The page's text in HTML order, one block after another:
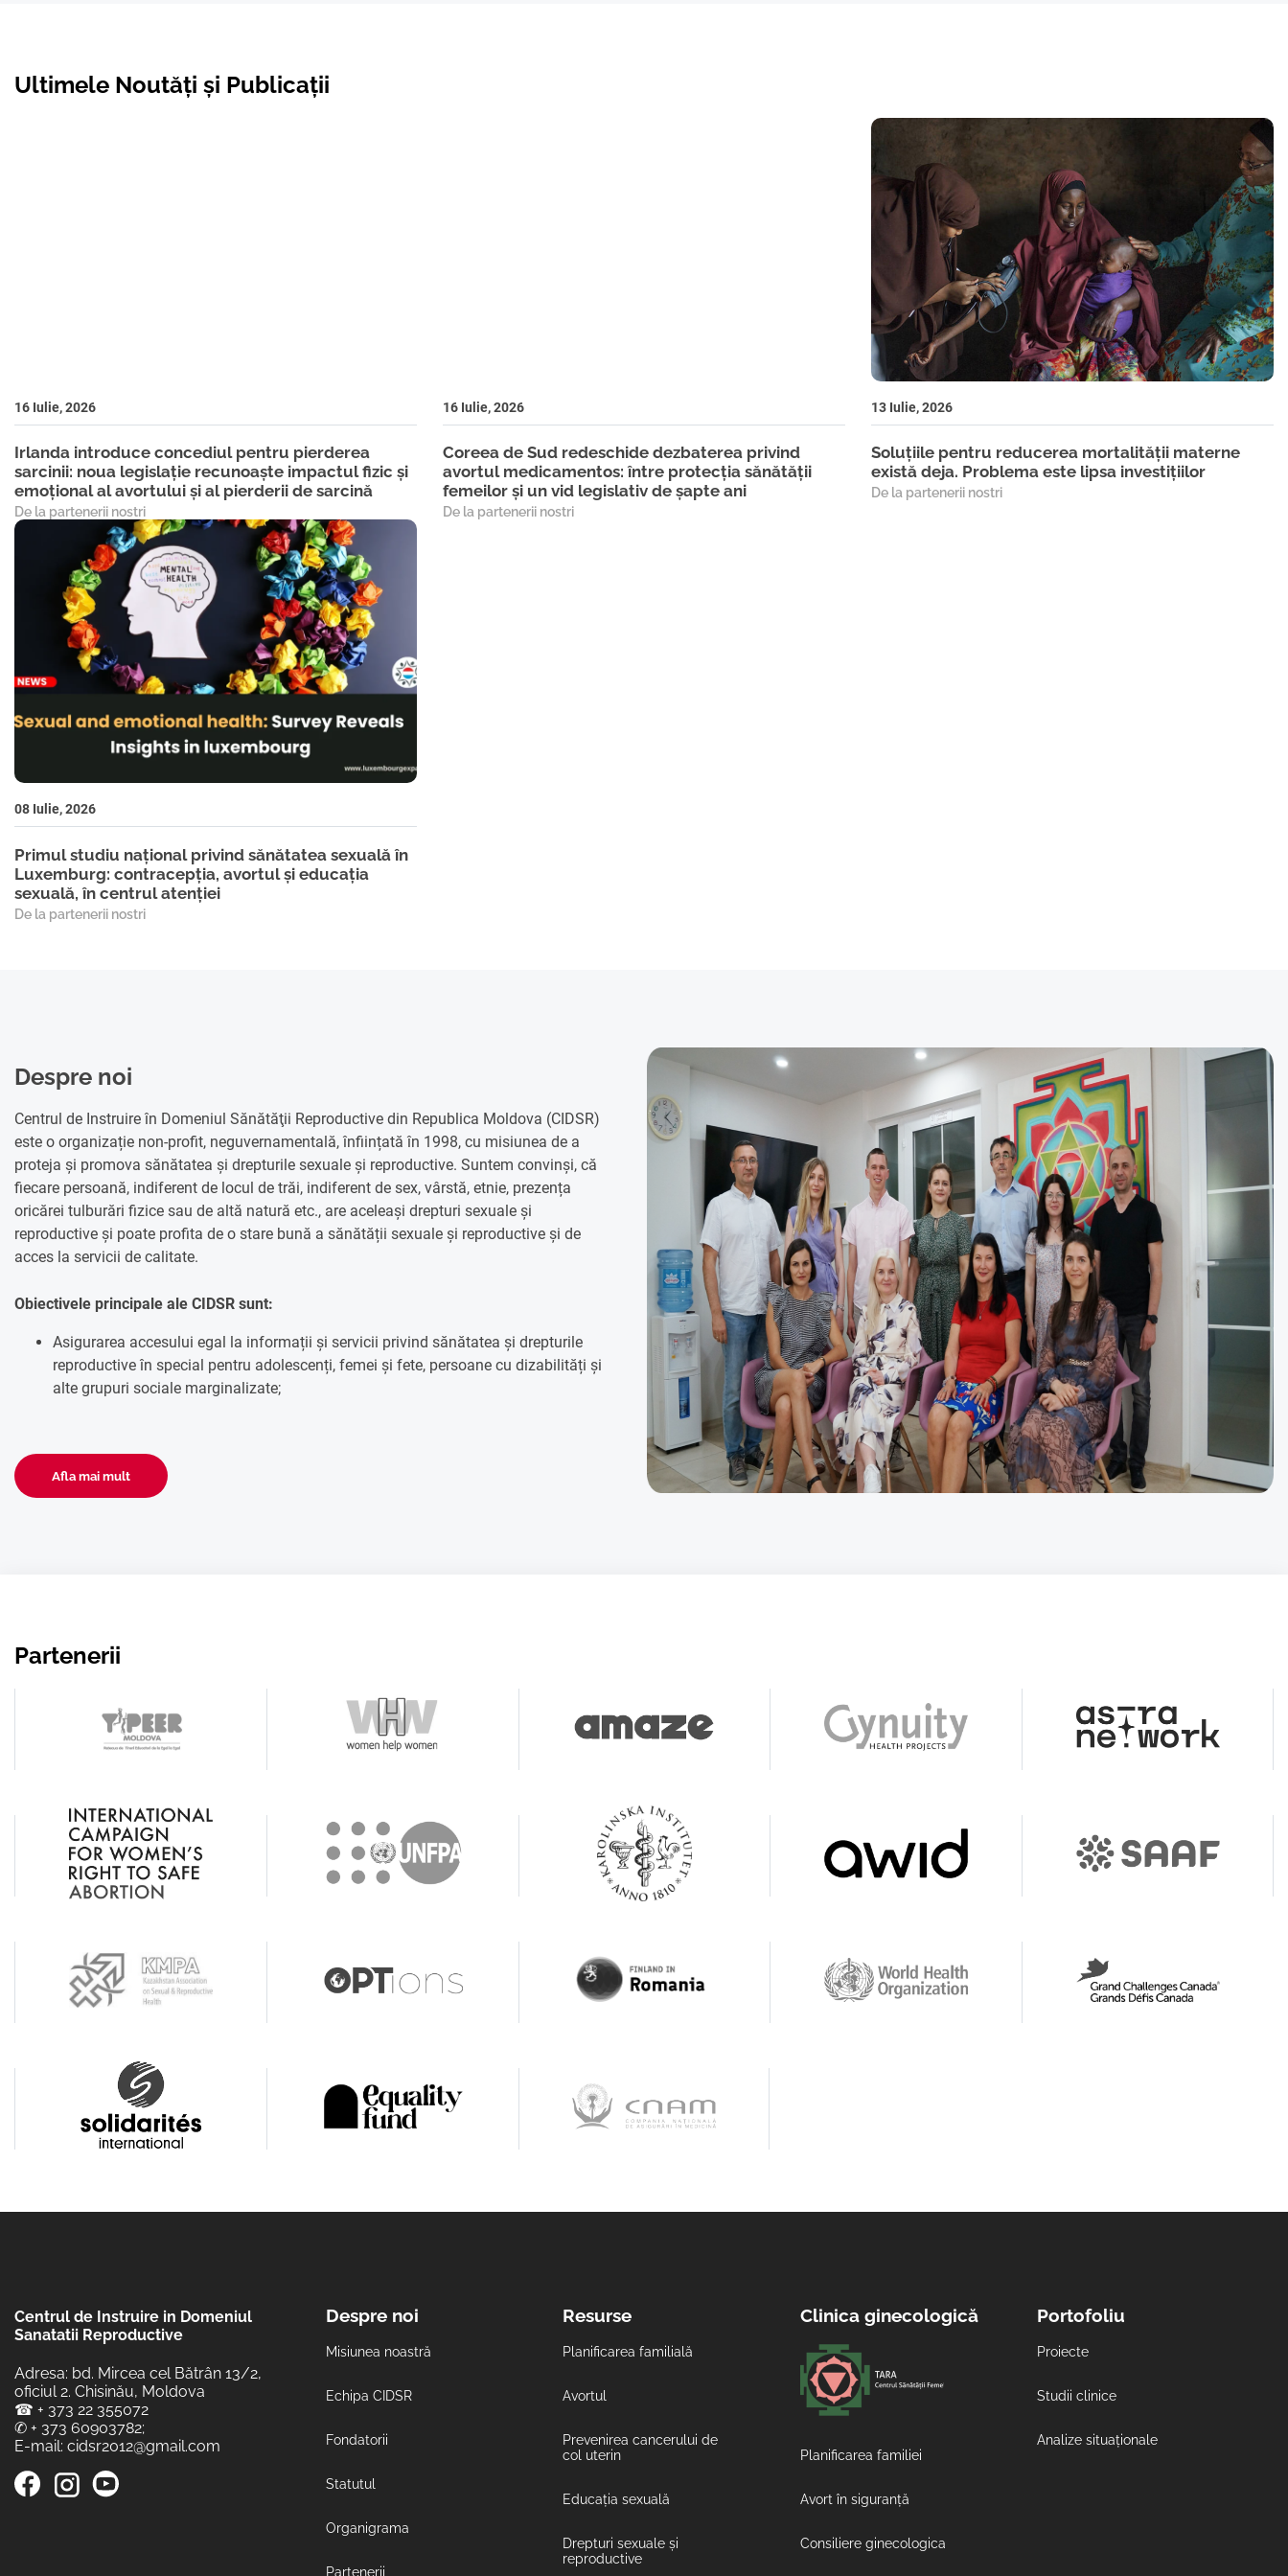
Ultimele Noutăți și Publicații
16 Iulie, 2026
Irlanda introduce concediul pentru pierderea
sarcinii: noua legislație recunoaște impactul fizic și
emoțional al avortului și al pierderii de sarcină
De la partenerii nostri
16 Iulie, 2026
Coreea de Sud redeschide dezbaterea privind
avortul medicamentos: între protecția sănătății
femeilor și un vid legislativ de șapte ani
De la partenerii nostri
13 Iulie, 2026
Soluțiile pentru reducerea mortalității materne
există deja. Problema este lipsa investițiilor
De la partenerii nostri
08 Iulie, 2026
Primul studiu național privind sănătatea sexuală în
Luxemburg: contracepția, avortul și educația
sexuală, în centrul atenției
De la partenerii nostri
Despre noi
Centrul de Instruire în Domeniul Sănătăţii Reproductive din Republica Moldova (CIDSR)
este o organizație non-profit, neguvernamentală, înființată în 1998, cu misiunea de a
proteja și promova sănătatea și drepturile sexuale și reproductive. Suntem convinși, că
fiecare persoană, indiferent de locul de trăi, indiferent de sex, vârstă, etnie, prezența
oricărei tulburări fizice sau de altă natură etc., are aceleași drepturi sexuale și
reproductive și poate profita de o stare bună a sănătății sexuale și reproductive și de
acces la servicii de calitate.
Obiectivele principale ale CIDSR sunt:
Asigurarea accesului egal la informații și servicii privind sănătatea și drepturile
reproductive în special pentru adolescenți, femei și fete, persoane cu dizabilități și
alte grupuri sociale marginalizate;
Afla mai mult
Partenerii
Centrul de Instruire in Domeniul
Sanatatii Reproductive
Adresa: bd. Mircea cel Bătrân 13/2,
oficiul 2. Chisinău, Moldova
☎ + 373 22 355072
✆ + 373 60903782;
E-mail: cidsr2012@gmail.com
Despre noi
Misiunea noastră
Echipa CIDSR
Fondatorii
Statutul
Organigrama
Partenerii
Resurse
Planificarea familială
Avortul
Prevenirea cancerului de
col uterin
Educația sexuală
Drepturi sexuale și
reproductive
Clinica ginecologică
Planificarea familiei
Avort în siguranță
Consiliere ginecologica
Portofoliu
Proiecte
Studii clinice
Analize situaționale